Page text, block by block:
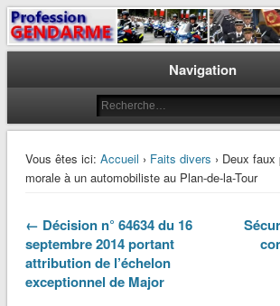
Profession Gendarme
Le journal des gendarmes
Navigation
Vous êtes ici: Accueil › Faits divers › Deux
morale à un automobiliste au Plan-de-la-Tour
← Décision n° 64634 du 16
septembre 2014 portant
attribution de l’échelon
exceptionnel de Major